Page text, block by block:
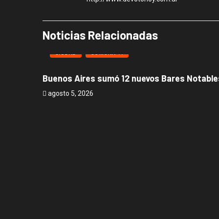
Noticias Relacionadas
CIUDAD COMUNA 11
Buenos Aires sumó 12 nuevos Bares
agosto 5, 2026